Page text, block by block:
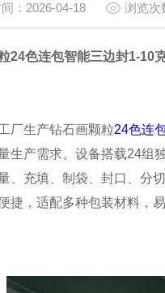
间：2026-04-18 浏览次
24色连包智能三边封1-10
厂生产钻石画颗粒24色连
生产需求。设备搭载24组
、充填、制袋、封口、分
捷，适配多种包装材料，易